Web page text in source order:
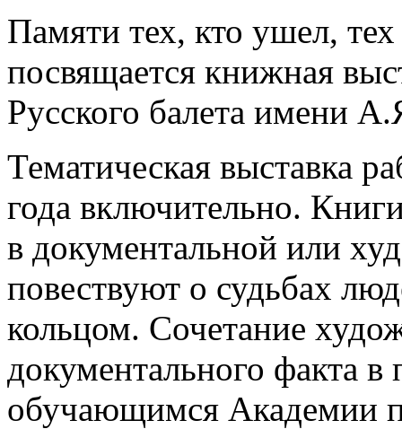
Памяти тех, кто ушел,
посвящается книжная
Русского балета имени
Тематическая выставка
года включительно.
в документальной или
повествуют о судьбах
кольцом. Сочетание
документального факта в
обучающимся Академии